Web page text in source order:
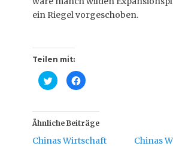
ein Riegel vorgeschoben.
Teilen mit:
K
l
,
u
m
b
K
l
,
u
m
u
Ähnliche Beiträge
Chinas Wirtschaft
Chinas